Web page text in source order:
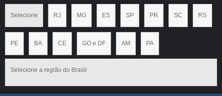
Selecione RJ MG ES SP PR SC RS
PE BA CE GO e DF AM PA
Selecione a região do Brasil